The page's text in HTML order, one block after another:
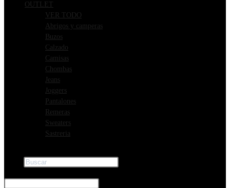
OUTLET
VER TODO
Abrigos y camperas
Buzos
Calzado
Camisas
Chombas
Jeans
Joggers
Pantalones
Remeras
Sweaters
Sastreria